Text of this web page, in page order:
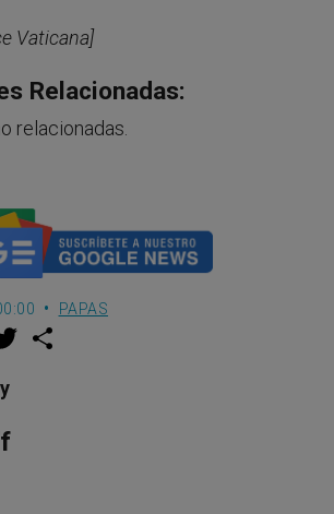
Vaticana]
Relacionadas:
relacionadas.
PAPAS
w